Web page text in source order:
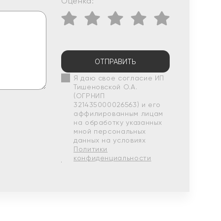
ОТПРАВИТЬ
Я даю свое согласие ИП
Тишеновской О.А.
(ОГРНИП
321435000026563) и его
аффилированным лицам
на обработку указанных
мной персональных
данных на условиях
Политики
конфиденциальности